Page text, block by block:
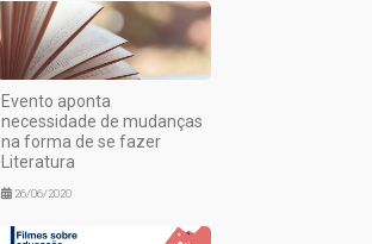
Evento aponta
necessidade de mudanças
na forma de se fazer
Literatura
26/06/2020